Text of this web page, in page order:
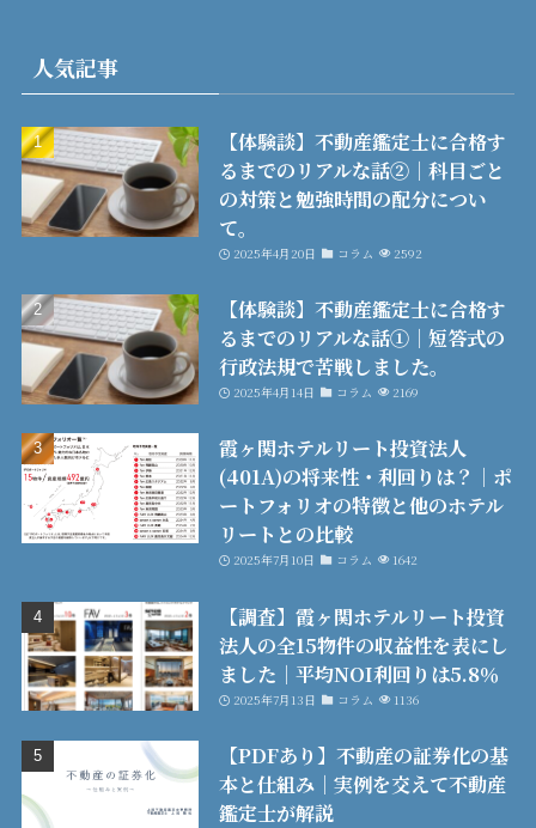
人気記事
【体験談】不動産鑑定士に合格す
るまでのリアルな話②│科目ごと
の対策と勉強時間の配分につい
て。
2025年4月20日 コラム 2592
【体験談】不動産鑑定士に合格す
るまでのリアルな話①│短答式の
行政法規で苦戦しました。
2025年4月14日 コラム 2169
霞ヶ関ホテルリート投資法人
(401A)の将来性・利回りは？│ポ
ートフォリオの特徴と他のホテル
リートとの比較
2025年7月10日 コラム 1642
【調査】霞ヶ関ホテルリート投資
法人の全15物件の収益性を表にし
ました│平均NOI利回りは5.8％
2025年7月13日 コラム 1136
【PDFあり】不動産の証券化の基
本と仕組み│実例を交えて不動産
鑑定士が解説